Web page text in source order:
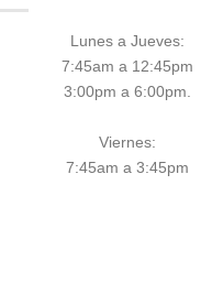
Lunes a Jueves:
7:45am a 12:45pm
3:00pm a 6:00pm.
Viernes:
7:45am a 3:45pm